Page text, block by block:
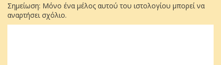
Σημείωση: Μόνο ένα μέλος αυτού του ιστολογίου μπορεί να
αναρτήσει σχόλιο.